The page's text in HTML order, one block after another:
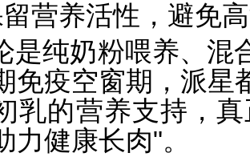
营养活性，避免
是纯奶粉喂养、混
免疫空窗期，派星
乳的营养支持，
力健康长肉"。